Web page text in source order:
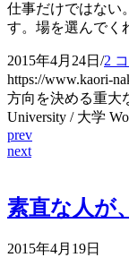
仕事だけではない
す。場を選んでく
2015年4月24日 /2
https://www.kaori-
方向を決める重大
University / 大学
prev
next
素直な人が
2015年4月19日